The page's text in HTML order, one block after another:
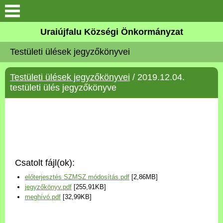
Köszöntő
Elérhetőségek
Uraiújfalu
Választási információk
Versenyképes Járások
Uraiújfalu Községi Önkormányzat
Testületi ülések jegyzőkönyvei
Testületi ülések jegyzőkönyvei / 2019.12.04.
testületi ülés jegyzőkönyve
Csatolt fájl(ok):
előterjesztés SZMSZ módosítás.pdf [2,86MB]
jegyzőkönyv.pdf [255,91KB]
meghívó.pdf [32,99KB]